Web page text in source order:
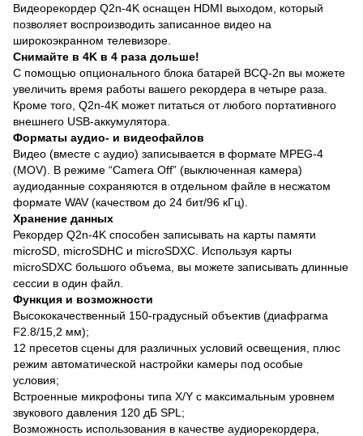
Видеорекордер Q2n-4K оснащен HDMI выходом, который
позволяет воспроизводить записанное видео на
широкоэкранном телевизоре.
Снимайте в 4K в 4 раза дольше!
С помощью опционального блока батарей BCQ-2n вы можете
увеличить время работы вашего рекордера в четыре раза.
Кроме того, Q2n-4K может питаться от любого портативного
внешнего USB-аккумулятора.
Форматы аудио- и видеофайлов
Видео (вместе с аудио) записывается в формате MPEG-4
(MOV). В режиме “Camera Off” (выключенная камера)
аудиоданные сохраняются в отдельном файле в несжатом
формате WAV (качеством до 24 бит/96 кГц).
Хранение данных
Рекордер Q2n-4K способен записывать на карты памяти
microSD, microSDHC и microSDXC. Используя карты
microSDXC большого объема, вы можете записывать длинные
сессии в один файл.
Функция и возможности
Высококачественный 150-градусный объектив (диафрагма
F2.8/15,2 мм);
12 пресетов сцены для различных условий освещения, плюс
режим автоматической настройки камеры под особые
условия;
Встроенные микрофоны типа X/Y с максимальным уровнем
звукового давления 120 дБ SPL;
Возможность использования в качестве аудиорекордера,